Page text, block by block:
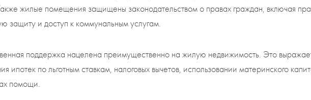
жилые помещения защищены законодательством о правах граждан, включая
защиту и доступ к коммунальным услугам.
поддержка нацелена преимущественно на жилую недвижимость. Это
ипотек по льготным ставкам, налоговых вычетов, использовании материнского
помощи.